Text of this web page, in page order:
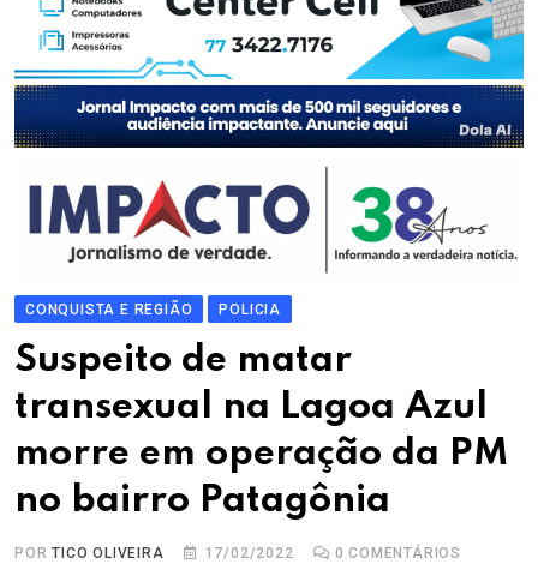
CONQUISTA E REGIÃO POLICIA
Suspeito de matar
transexual na Lagoa Azul
morre em operação da PM
no bairro Patagônia
PORTICO OLIVEIRA 17/02/2022 0 COMENTÁRIOS